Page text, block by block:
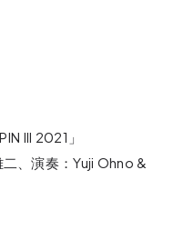
III 2021」
、演奏：Yuji Ohno &